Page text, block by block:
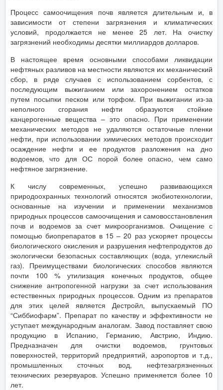
Процесс самоочищения почв является длительным и, в
зависимости от степени загрязнения и климатических
условий, продолжается не менее 25 лет. На очистку
загрязнений необходимы десятки миллиардов долларов.
В настоящее время основными способами ликвидации
нефтяных разливов на местности являются их механический
сбор, в ряде случаев с использованием сорбентов, с
последующим выжиганием или захоронением остатков
путем посыпки песком или торфом. При выжигании из-за
неполного сгорания нефти образуются стойкие
канцерогенные вещества – это опасно. При применении
механических методов не удаляются остаточные пленки
нефти, при использовании химических методов происходит
осаждение нефти и ее продуктов разложения на дно
водоемов, что для ОС порой более опасно, чем само
нефтяное загрязнение.
К числу современных, успешно развивающихся
природоохранных технологий относятся экобиотехнологии,
основанные на изучении и применении механизмов
природных процессов самоочищения и самовосстановления
почв и водоемов за счет микроорганизмов. Очищение с
помощью биопрепаратов в 15 – 20 раз ускоряет процессы
биологического окисления и разрушения нефтепродуктов до
экологически безопасных составляющих (вода, углекислый
газ). Преимуществами биологических способов являются
почти 100 % утилизация конечных продуктов, общее
снижение антропогенной нагрузки за счет использования
естественных природных процессов. Одним из препаратов
для этих целей является Дестройл, выпускаемый ПО
“Сиббиофарм”. Препарат по качеству и эффективности не
уступает международным аналогам. Завод поставляет свою
продукцию в Испанию, Германию, Австрию, Индию.
Предназначен для очистки водоемов, грунтовых
поверхностей, территорий предприятий, аэропортов и т.д.,
промышленных сточных вод, нефтезагрязненных
технических резервуаров. Успешно применяется более 10
лет.